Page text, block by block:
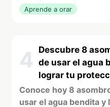
Aprende a orar
4
Descubre 8
de usar el agua
lograr tu
Conoce hoy 8
usar el agua bendita y